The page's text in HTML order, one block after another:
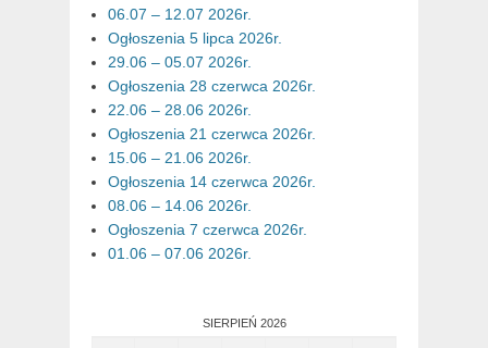
06.07 – 12.07 2026r.
Ogłoszenia 5 lipca 2026r.
29.06 – 05.07 2026r.
Ogłoszenia 28 czerwca 2026r.
22.06 – 28.06 2026r.
Ogłoszenia 21 czerwca 2026r.
15.06 – 21.06 2026r.
Ogłoszenia 14 czerwca 2026r.
08.06 – 14.06 2026r.
Ogłoszenia 7 czerwca 2026r.
01.06 – 07.06 2026r.
SIERPIEŃ 2026